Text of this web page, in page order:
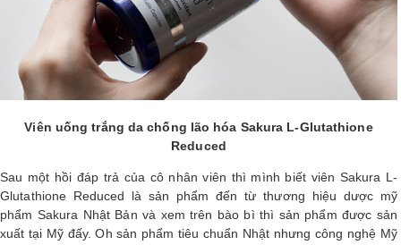
Shop All Brand A-
Viên uống trắng da chống lão hóa Sakura L-Glutathione
Reduced
Sau một hồi đáp trả của cô nhân viên thì mình biết viên Sakura L-
Glutathione Reduced là sản phẩm đến từ thương hiệu dược mỹ
phẩm Sakura Nhật Bản và xem trên bào bì thì sản phẩm được sản
xuất tại Mỹ đấy. Oh sản phẩm tiêu chuẩn Nhật nhưng công nghệ Mỹ